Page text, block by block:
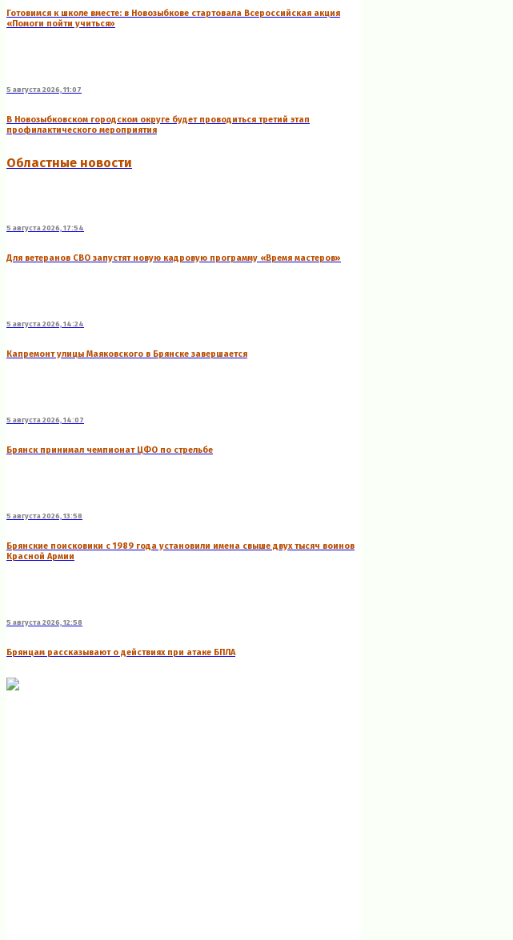
Готовимся к школе вместе: в Новозыбкове стартовала Всероссийская акция
«Помоги пойти учиться»
5 августа 2026, 11:07
В Новозыбковском городском округе будет проводиться третий этап
профилактического мероприятия
Областные новости
5 августа 2026, 17:54
Для ветеранов СВО запустят новую кадровую программу «Время мастеров»
5 августа 2026, 14:24
Капремонт улицы Маяковского в Брянске завершается
5 августа 2026, 14:07
Брянск принимал чемпионат ЦФО по стрельбе
5 августа 2026, 13:58
Брянские поисковики с 1989 года установили имена свыше двух тысяч воинов
Красной Армии
5 августа 2026, 12:58
Брянцам рассказывают о действиях при атаке БПЛА